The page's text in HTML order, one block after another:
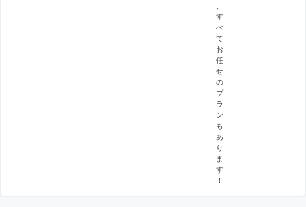
す
べ
て
お
任
せ
の
プ
ラ
ン
も
あ
り
ま
す
！